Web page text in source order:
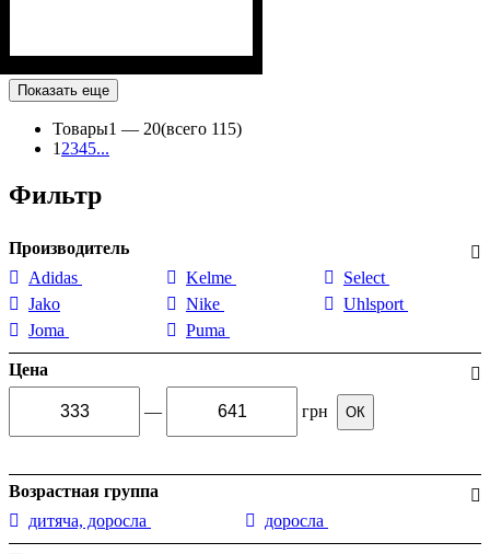
Показать еще
Товары1 — 20(всего 115)
1 2345...
Фильтр
Производитель
Adidas
Jako
Joma
Kelme
Nike
Puma
Select
Uhlsport
Цена
— грн ОК
Возрастная группа
дитяча, доросла
доросла